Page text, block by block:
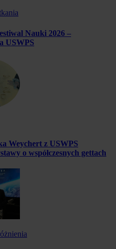
Nauki 2026 –
USWPS
Weychert z USWPS
o współczesnych gettach